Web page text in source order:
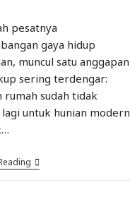
pesatnya
gaya hidup
muncul satu anggapan
sering terdengar:
rumah sudah tidak
untuk hunian modern